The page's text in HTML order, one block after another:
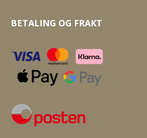
BETALING OG FRAKT